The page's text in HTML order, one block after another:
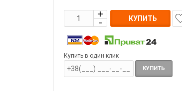
КУПИТЬ
Купить в один клик
КУПИТЬ